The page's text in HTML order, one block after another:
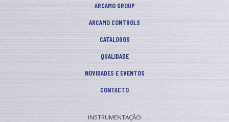
ARCAMO GROUP
ARCAMO CONTROLS
CATÁLOGOS
QUALIDADE
NOVIDADES E EVENTOS
CONTACTO
INSTRUMENTAÇÃO